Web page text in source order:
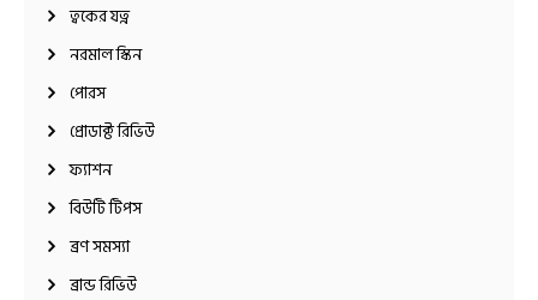
ত্বকের যত্ন
নরমাল স্কিন
পোরস
প্রোডাক্ট রিভিউ
ফ্যাশন
বিউটি টিপস
ব্রণ সমস্যা
ব্রান্ড রিভিউ